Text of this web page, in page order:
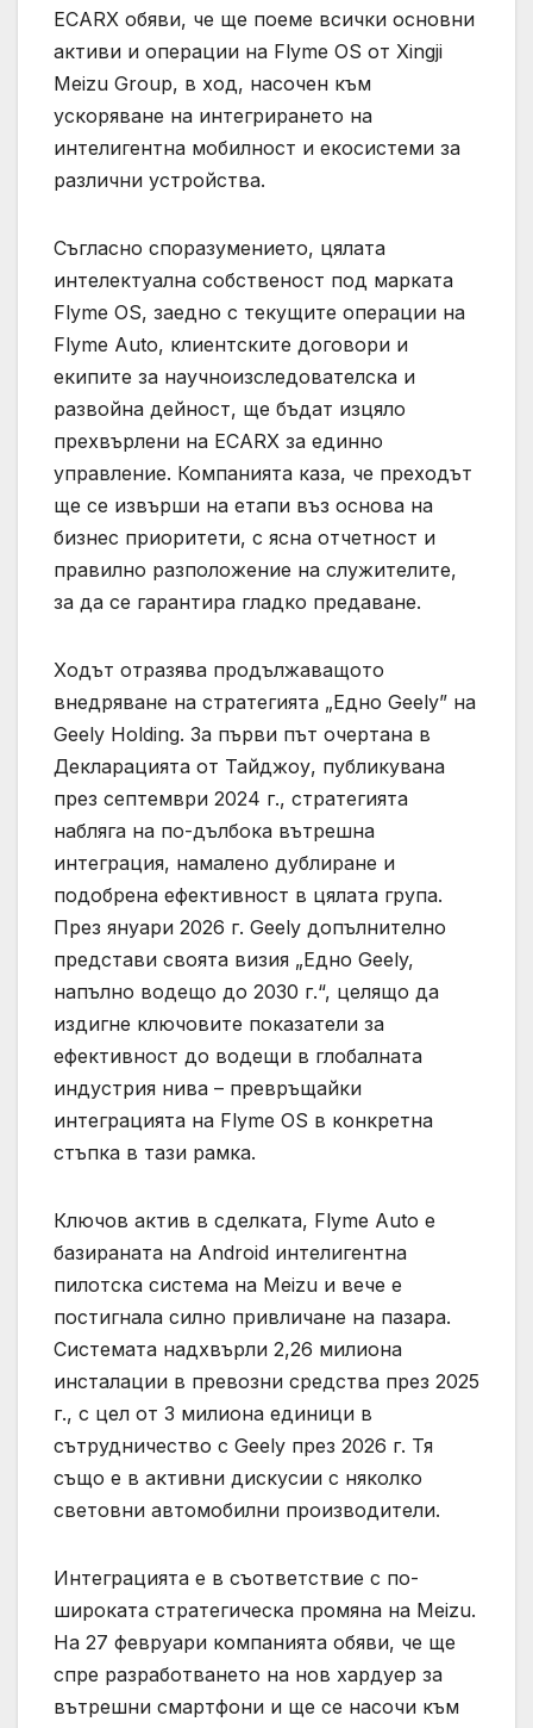
ECARX обяви, че ще поеме всички основни
активи и операции на Flyme OS от Xingji
Meizu Group, в ход, насочен към
ускоряване на интегрирането на
интелигентна мобилност и екосистеми за
различни устройства.
Съгласно споразумението, цялата
интелектуална собственост под марката
Flyme OS, заедно с текущите операции на
Flyme Auto, клиентските договори и
екипите за научноизследователска и
развойна дейност, ще бъдат изцяло
прехвърлени на ECARX за единно
управление. Компанията каза, че преходът
ще се извърши на етапи въз основа на
бизнес приоритети, с ясна отчетност и
правилно разположение на служителите,
за да се гарантира гладко предаване.
Ходът отразява продължаващото
внедряване на стратегията „Едно Geely” на
Geely Holding. За първи път очертана в
Декларацията от Тайджоу, публикувана
през септември 2024 г., стратегията
набляга на по-дълбока вътрешна
интеграция, намалено дублиране и
подобрена ефективност в цялата група.
През януари 2026 г. Geely допълнително
представи своята визия „Едно Geely,
напълно водещо до 2030 г.“, целящо да
издигне ключовите показатели за
ефективност до водещи в глобалната
индустрия нива – превръщайки
интеграцията на Flyme OS в конкретна
стъпка в тази рамка.
Ключов актив в сделката, Flyme Auto е
базираната на Android интелигентна
пилотска система на Meizu и вече е
постигнала силно привличане на пазара.
Системата надхвърли 2,26 милиона
инсталации в превозни средства през 2025
г., с цел от 3 милиона единици в
сътрудничество с Geely през 2026 г. Тя
също е в активни дискусии с няколко
световни автомобилни производители.
Интеграцията е в съответствие с по-
широката стратегическа промяна на Meizu.
На 27 февруари компанията обяви, че ще
спре разработването на нов хардуер за
вътрешни смартфони и ще се насочи към